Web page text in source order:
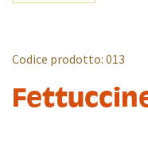
Codice prodotto: 013